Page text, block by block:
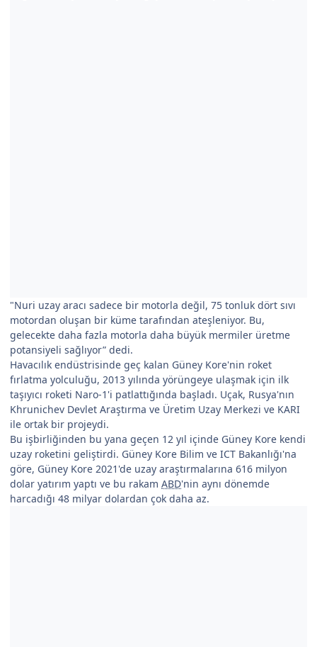
"Nuri uzay aracı sadece bir motorla değil, 75 tonluk dört sıvı
motordan oluşan bir küme tarafından ateşleniyor. Bu,
gelecekte daha fazla motorla daha büyük mermiler üretme
potansiyeli sağlıyor” dedi.
Havacılık endüstrisinde geç kalan Güney Kore'nin roket
fırlatma yolculuğu, 2013 yılında yörüngeye ulaşmak için ilk
taşıyıcı roketi Naro-1'i patlattığında başladı. Uçak, Rusya'nın
Khrunichev Devlet Araştırma ve Üretim Uzay Merkezi ve KARI
ile ortak bir projeydi.
Bu işbirliğinden bu yana geçen 12 yıl içinde Güney Kore kendi
uzay roketini geliştirdi. Güney Kore Bilim ve ICT Bakanlığı'na
göre, Güney Kore 2021'de uzay araştırmalarına 616 milyon
dolar yatırım yaptı ve bu rakam ABD'nin aynı dönemde
harcadığı 48 milyar dolardan çok daha az.